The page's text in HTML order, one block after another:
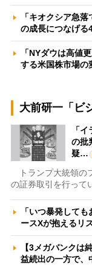
「キオクシア急
の成長につなげ
「NYダウは高値
する米国株市場
大前研一「ビ
「
の批
疑…
トランプ大統領の
の証券取引を行って
「いつ暴発して
ースXが抱えるリ
【3メガバンクは
益続出の一方で